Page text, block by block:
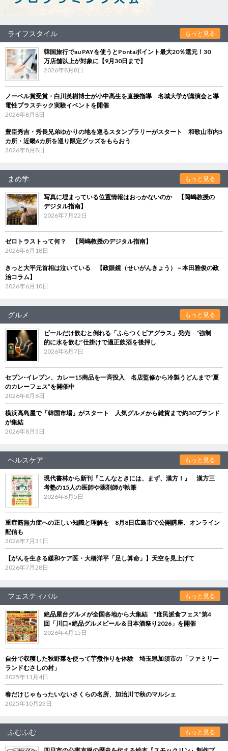
ライフスタイル もっと見る
韓国旅行でau PAYを使うとPontaポイント最大20％還元！30
万店舗以上が対象に【9月30日まで】
2026年8月8日
ノーベル賞受賞・白川英樹博士が小中高生を直接指導 名城大学が講演会と導
電性プラスチック実験イベントを開催
2026年8月8日
豊臣秀吉・秀長兄弟ゆかりの地を巡るスタンプラリーがスタート 和歌山市内5
カ所・近畿6カ所を巡り限定グッズをもらおう
2026年8月8日
まめ学 もっと見る
写真に埋まっている位置情報はおっかないのか 【岡嶋教授の
デジタル指南】
2026年7月22日
ゼロトラストって何？ 【岡嶋教授のデジタル指南】
2026年6月18日
きっと大平元首相は泣いている 【政眼鏡（せいがんきょう）－本田雅俊の政
治コラム】
2026年6月10日
グルメ もっと見る
ビールだけ飲むと倒れる「ふらつくビアグラス」発売 “強制
的に水を飲む”仕掛けで適正飲酒を後押し
2026年8月7日
セブン‐イレブン、カレー15商品を一斉投入 名店監修から冷製うどんまで“夏
のカレーフェス”を開催中
2026年8月6日
横浜高島屋で「韓国市場」がスタート 人気グルメから雑貨まで約30ブランド
が集結
2026年8月5日
ヘルスケア もっと見る
現代書林から新刊『こんなときには、まず、漢方！』 漢方三
考塾の15人の医師や薬剤師が執筆
2026年8月5日
重症筋無力症への正しい知識と理解を 8月8日広島市で公開講座、オンライン
配信も
2026年7月31日
【がんを生きる緩和ケア医・大橋洋平「足し算命」】天空を見上げて
2026年7月28日
フェスティバル もっと見る
絶品屋台グルメが全国各地から大集結 “庶民派食フェス”第4
回「川口×絶品グルメビール＆日本酒祭り2026」を開催
2026年4月15日
自分で収穫した秋野菜を使って芋煮作りを体験 埼玉県加須市の「ファミリー
ランドむさしの村」
2025年11月4日
春だけじゃもったいないさくらの名所、加治川で秋のマルシェ
2025年10月23日
ふむふむ もっと見る